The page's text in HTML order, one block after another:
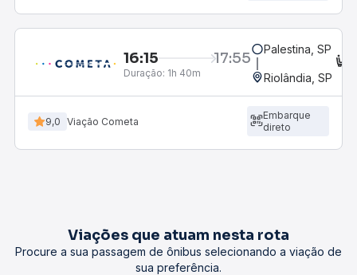
16:15 17:55
Duração: 1h 40m
Palestina, SP
Riolândia, SP
9,0 Viação Cometa
Embarque
direto
Viações que atuam nesta rota
Procure a sua passagem de ônibus selecionando a viação de
sua preferência.